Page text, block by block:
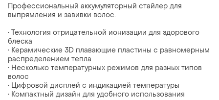
Профессиональный аккумуляторный стайлер для
выпрямления и завивки волос.
• Технология отрицательной ионизации для здорового
блеска
• Керамические 3D плавающие пластины с равномерным
распределением тепла
• Несколько температурных режимов для разных типов
волос
• Цифровой дисплей с индикацией температуры
• Компактный дизайн для удобного использования